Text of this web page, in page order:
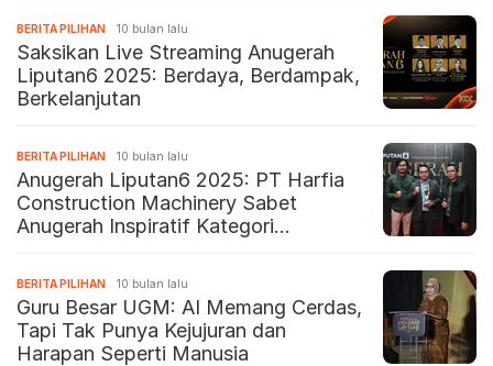
BERITA PILIHAN 10 bulan lalu
Saksikan Live Streaming Anugerah
Liputan6 2025: Berdaya, Berdampak,
Berkelanjutan
BERITA PILIHAN 10 bulan lalu
Anugerah Liputan6 2025: PT Harfia
Construction Machinery Sabet
Anugerah Inspiratif Kategori
BERITA PILIHAN 10 bulan lalu
Guru Besar UGM: AI Memang Cerdas,
Tapi Tak Punya Kejujuran dan
Harapan Seperti Manusia